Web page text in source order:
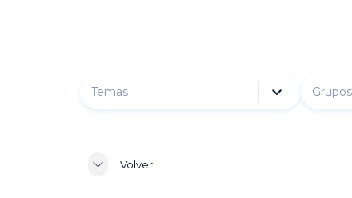
Temas
Volver